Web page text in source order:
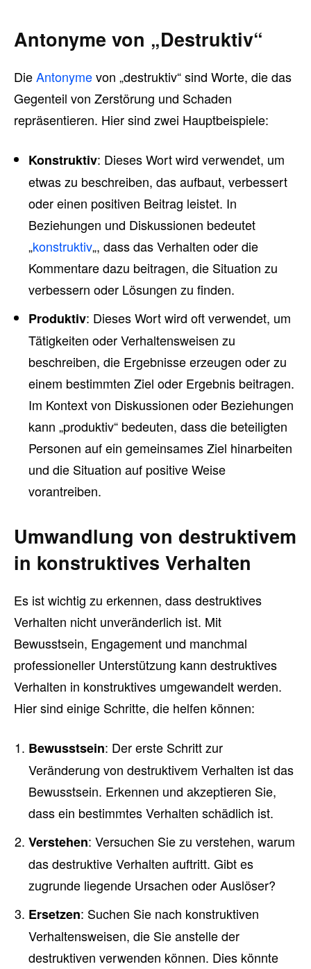
Antonyme von „Destruktiv“
DieAntonymevon „destruktiv“ sind Worte, die das
Gegenteil von Zerstörung und Schaden
repräsentieren. Hier sind zwei Hauptbeispiele:
Konstruktiv: Dieses Wort wird verwendet, um
etwas zu beschreiben, das aufbaut, verbessert
oder einen positiven Beitrag leistet. In
Beziehungen und Diskussionen bedeutet
„konstruktiv„, dass das Verhalten oder die
Kommentare dazu beitragen, die Situation zu
verbessern oder Lösungen zu finden.
Produktiv: Dieses Wort wird oft verwendet, um
Tätigkeiten oder Verhaltensweisen zu
beschreiben, die Ergebnisse erzeugen oder zu
einem bestimmten Ziel oder Ergebnis beitragen.
Im Kontext von Diskussionen oder Beziehungen
kann „produktiv“ bedeuten, dass die beteiligten
Personen auf ein gemeinsames Ziel hinarbeiten
und die Situation auf positive Weise
vorantreiben.
Umwandlung von destruktivem
in konstruktives Verhalten
Es ist wichtig zu erkennen, dass destruktives
Verhalten nicht unveränderlich ist. Mit
Bewusstsein, Engagement und manchmal
professioneller Unterstützung kann destruktives
Verhalten in konstruktives umgewandelt werden.
Hier sind einige Schritte, die helfen können:
Bewusstsein: Der erste Schritt zur
Veränderung von destruktivem Verhalten ist das
Bewusstsein. Erkennen und akzeptieren Sie,
dass ein bestimmtes Verhalten schädlich ist.
Verstehen: Versuchen Sie zu verstehen, warum
das destruktive Verhalten auftritt. Gibt es
zugrunde liegende Ursachen oder Auslöser?
Ersetzen: Suchen Sie nach konstruktiven
Verhaltensweisen, die Sie anstelle der
destruktiven verwenden können. Dies könnte